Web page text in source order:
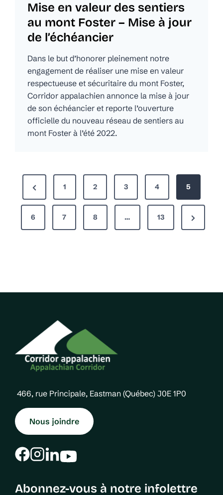
Mise en valeur des sentiers
au mont Foster – Mise à jour
de l’échéancier
Dans le but d’honorer pleinement notre
engagement de réaliser une mise en valeur
respectueuse et sécuritaire du mont Foster,
Corridor appalachien annonce la mise à jour
de son échéancier et reporte l’ouverture
officielle du nouveau réseau de sentiers au
mont Foster à l’été 2022.
P
a
d
s
p
u
b
l
P
r
e
v
s
g
e
1 2 3 4 5
6 7 8 … 13
N
e
a
466, rue Principale, Eastman (Québec) J0E 1P0
Nous joindre
Abonnez-vous à notre infolettre